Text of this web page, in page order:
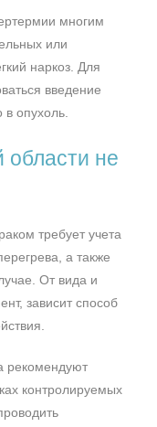
многим
или
наркоз. Для
введение
опухоль.
области не
требует учета
а также
От вида и
зависит способ
рекомендуют
контролируемых